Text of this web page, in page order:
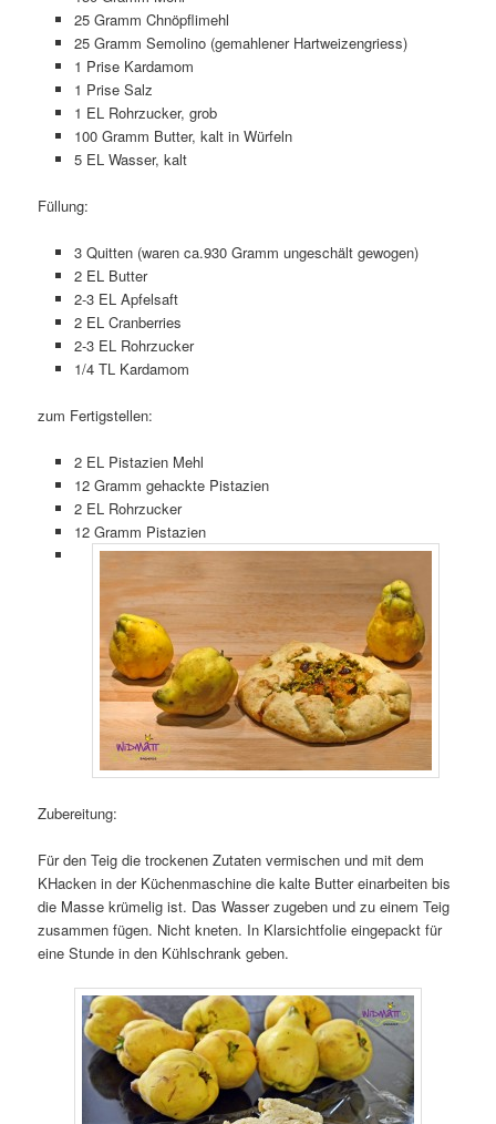
25 Gramm Chnöpflimehl
25 Gramm Semolino (gemahlener Hartweizengriess)
1 Prise Kardamom
1 Prise Salz
1 EL Rohrzucker, grob
100 Gramm Butter, kalt in Würfeln
5 EL Wasser, kalt
Füllung:
3 Quitten (waren ca.930 Gramm ungeschält gewogen)
2 EL Butter
2-3 EL Apfelsaft
2 EL Cranberries
2-3 EL Rohrzucker
1/4 TL Kardamom
zum Fertigstellen:
2 EL Pistazien Mehl
12 Gramm gehackte Pistazien
2 EL Rohrzucker
12 Gramm Pistazien
Zubereitung:
Für den Teig die trockenen Zutaten vermischen und mit dem
KHacken in der Küchenmaschine die kalte Butter einarbeiten bis
die Masse krümelig ist. Das Wasser zugeben und zu einem Teig
zusammen fügen. Nicht kneten. In Klarsichtfolie eingepackt für
eine Stunde in den Kühlschrank geben.